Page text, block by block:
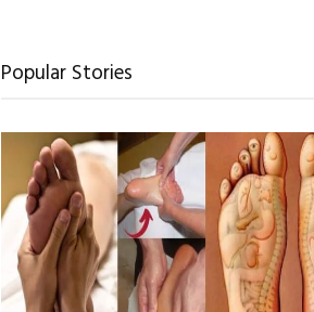
Popular Stories